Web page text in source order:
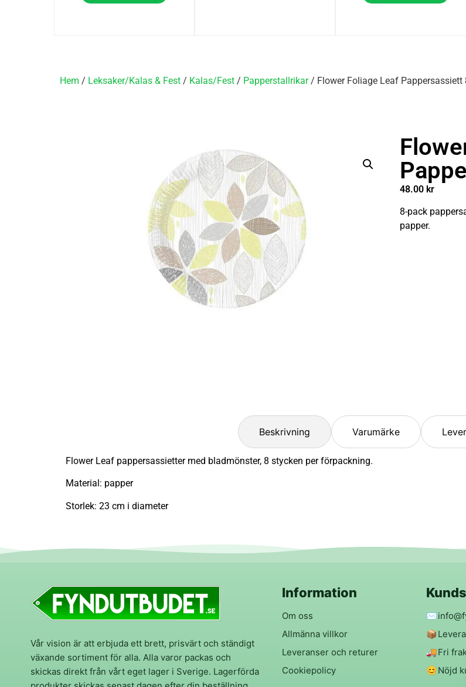
Hem / Leksaker/Kalas & Fest / Kalas/Fest / Papperstallrikar/ Flower Foliage Leaf Pappersassiett
48.00 kr
8-pack
papper.
Beskrivning Varumärke
Flower Leaf pappersassietter med bladmönster, 8 stycken per förpackning.
Material: papper
Storlek: 23 cm i diameter
Vår vision är att erbjuda ett brett, prisvärt och ständigt
växande sortiment för alla. Alla varor packas och
skickas direkt från vårt eget lager i Sverige. Lagerförda
Information
Om oss
Allmänna villkor
Leveranser och returer
Cookiepolicy
✉️
📦
🚚Fri
😊Nöjd